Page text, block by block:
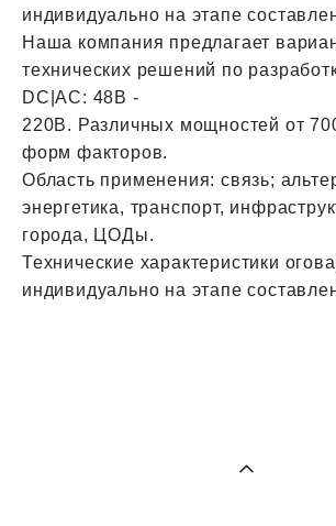
индивидуально на этапе
Наша компания предлагает
технических решений по
DC|AC: 48В -
220В. Различных мощностей от
форм факторов.
Область применения: связь;
энергетика, транспорт,
города, ЦОДы.
Технические характеристики
индивидуально на этапе